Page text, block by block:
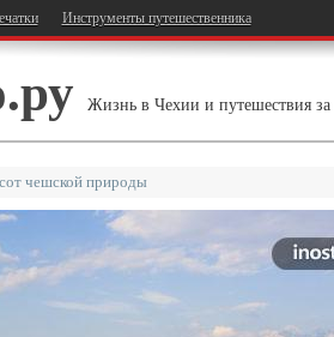
Инструменты путешественника
Жизнь в Чехии и путешествия за
чешской природы